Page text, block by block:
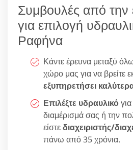
Συμβουλές από την
για επιλογή
Ραφήνα
Κάντε έρευνα μεταξύ
χώρο μας για να βρείτε
εξυπηρετήσει
Επιλέξτε υδραυλικό
διαμέρισμά σας ή την
είστεδιαχειριστής/
πάνω από 35 χρόνια.